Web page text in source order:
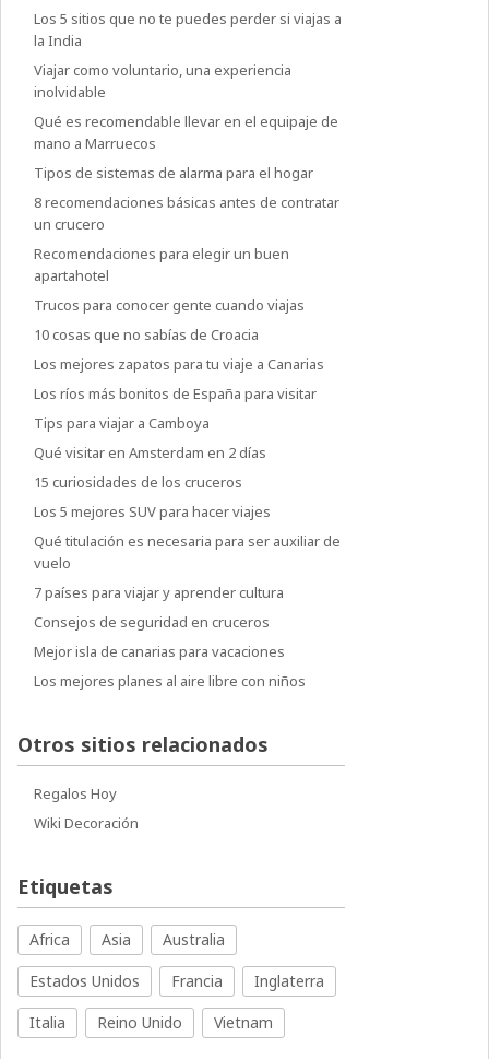
Los 5 sitios que no te puedes perder si viajas a
la India
Viajar como voluntario, una experiencia
inolvidable
Qué es recomendable llevar en el equipaje de
mano a Marruecos
Tipos de sistemas de alarma para el hogar
8 recomendaciones básicas antes de contratar
un crucero
Recomendaciones para elegir un buen
apartahotel
Trucos para conocer gente cuando viajas
10 cosas que no sabías de Croacia
Los mejores zapatos para tu viaje a Canarias
Los ríos más bonitos de España para visitar
Tips para viajar a Camboya
Qué visitar en Amsterdam en 2 días
15 curiosidades de los cruceros
Los 5 mejores SUV para hacer viajes
Qué titulación es necesaria para ser auxiliar de
vuelo
7 países para viajar y aprender cultura
Consejos de seguridad en cruceros
Mejor isla de canarias para vacaciones
Los mejores planes al aire libre con niños
Otros sitios relacionados
Regalos Hoy
Wiki Decoración
Etiquetas
Africa Asia
Australia
Estados Unidos
Francia
Inglaterra
Italia
Reino Unido Vietnam